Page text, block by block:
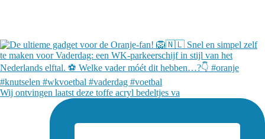
Wij ontvingen laatst deze toffe acryl bedeltjes va